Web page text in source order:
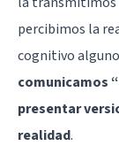
percibimos la
cognitivo
comunicamos
presentar
realidad.